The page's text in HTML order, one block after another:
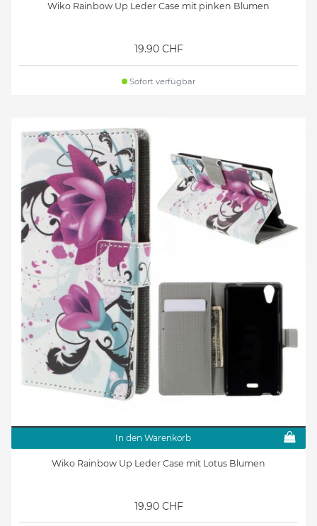
Wiko Rainbow Up Leder Case mit pinken Blumen
19.90 CHF
Sofort verfügbar
In den Warenkorb
Wiko Rainbow Up Leder Case mit Lotus Blumen
19.90 CHF